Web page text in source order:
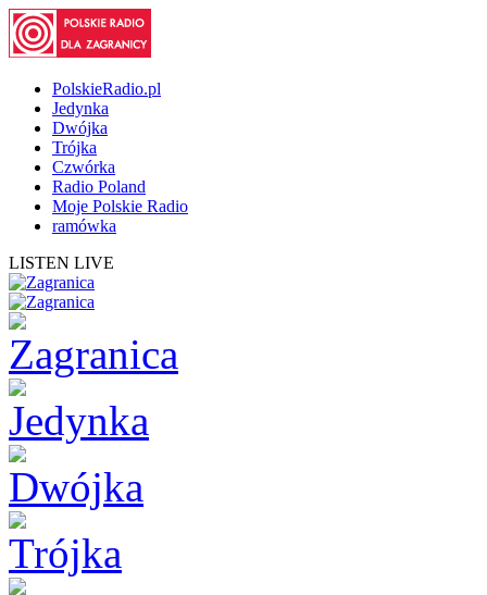
PolskieRadio.pl
Jedynka
Dwójka
Trójka
Czwórka
Radio Poland
Moje Polskie Radio
ramówka
LISTEN LIVE